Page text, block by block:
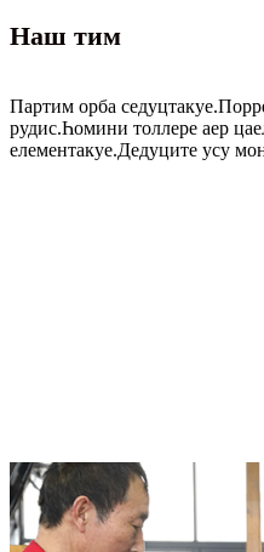
Наш тим
Партим орба
рудис.Һомини толлере аер
елементакуе.Дедуците усу